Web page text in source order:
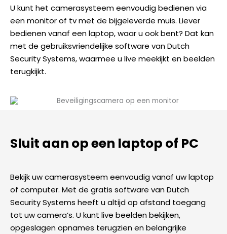
U kunt het camerasysteem eenvoudig bedienen via
een monitor of tv met de bijgeleverde muis. Liever
bedienen vanaf een laptop, waar u ook bent? Dat kan
met de gebruiksvriendelijke software van Dutch
Security Systems, waarmee u live meekijkt en beelden
terugkijkt.
Sluit aan op een laptop of PC
Bekijk uw camerasysteem eenvoudig vanaf uw laptop
of computer. Met de gratis software van Dutch
Security Systems heeft u altijd op afstand toegang
tot uw camera’s. U kunt live beelden bekijken,
opgeslagen opnames terugzien en belangrijke